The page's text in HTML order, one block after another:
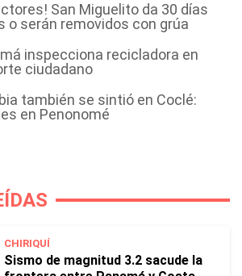
San Miguelito da 30 días
o serán removidos con grúa
inspecciona recicladora en
ciudadano
también se sintió en Coclé:
en Penonomé
CHIRIQUÍ
Sismo de magnitud 3.2 sacude la